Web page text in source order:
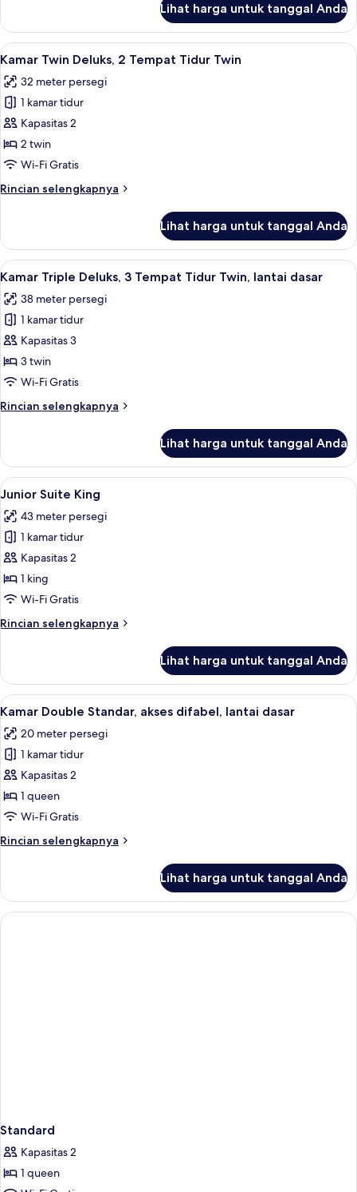
Kamar
Standar,
1
Tidur
Queen
Lihat harga untuk tanggal Anda
Lihat
semua
foto
untuk
Kamar
Twin
Deluks,
Tempat
Kamar Twin Deluks, 2 Tempat Tidur
5
Kamar Twin Deluks, 2 Tempat Tidur Twin
32 meter persegi
1 kamar tidur
Kapasitas 2
2 twin
Wi-Fi Gratis
Rincian selengkapnya
Rincian
Kamar
Twin
Deluks,
Tempat
Tidur
Twin
Lihat harga untuk tanggal Anda
Lihat
semua
foto
untuk
Kamar
Triple
Deluks,
Tempat
lantai
dasar
Kamar Triple Deluks, 3 Tempat Tidur
4
Kamar Triple Deluks, 3 Tempat Tidur Twin, lantai dasar
38 meter persegi
1 kamar tidur
Kapasitas 3
3 twin
Wi-Fi Gratis
Rincian selengkapnya
Rincian
Kamar
Triple
Deluks,
Tempat
Tidur
Twin,
lantai
dasar
Lihat harga untuk tanggal Anda
Lihat
semua
foto
untuk
Junior
Suite
King
Junior Suite King | Seprai antialergi,
3
Junior Suite King
43 meter persegi
1 kamar tidur
Kapasitas 2
1 king
Wi-Fi Gratis
Rincian selengkapnya
Rincian
Junior
Suite
King
Lihat harga untuk tanggal Anda
Lihat
semua
foto
untuk
Kamar
Double
Standar,
difabel,
Kamar Double Standar, akses
5
Kamar Double Standar, akses difabel, lantai dasar
20 meter persegi
1 kamar tidur
Kapasitas 2
1 queen
Wi-Fi Gratis
Rincian selengkapnya
Rincian
Kamar
Double
Standar,
Lihat harga untuk tanggal Anda
Standard
Kapasitas 2
1 queen